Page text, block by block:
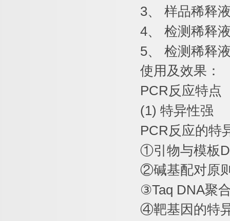
3、 样品稀释
4、 检测稀释
5、
检测稀释
使用及效果：
PCR反应特点
(1) 特异性强
PCR反应的特
①引物与模板
②碱基配对原
③Taq DNA聚
④靶基因的特